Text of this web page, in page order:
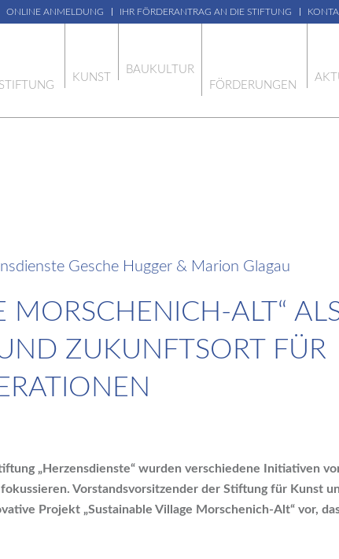
ONLINE ANMELDUNG IHR FÖRDERANTRAG AN DIE STIFTUNG
STIFTUNG
KUNST
BAUKULTUR
FÖRDERUNGEN
Gesche Hugger & Marion Glagau
MORSCHENICH-ALT“
ZUKUNFTSORT FÜR
„Herzensdienste“ wurden verschiedene Initiativen
Vorstandsvorsitzender der Stiftung für Kunst
Projekt „Sustainable Village Morschenich-Alt“ vor,